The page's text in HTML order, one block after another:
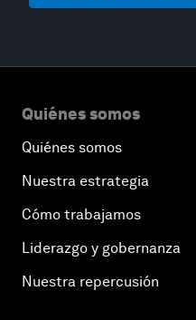
Quiénes somos
Quiénes somos
Nuestra estrategia
Cómo trabajamos
Liderazgo y gobernanza
Nuestra repercusión